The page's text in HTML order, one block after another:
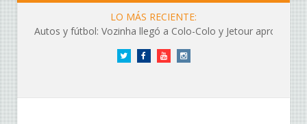
LO MÁS RECIENTE:
Autos y fútbol: Vozinha llegó a Colo-Colo y Jetour aprovechó los flashes
Twitter FacebookYouTubeInstagram